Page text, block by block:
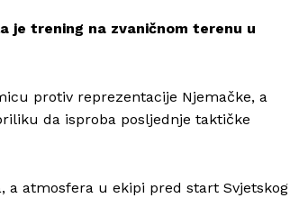
je trening na zvaničnom terenu u
protiv reprezentacije Njemačke, a
da isproba posljednje taktičke
a atmosfera u ekipi pred start Svjetskog